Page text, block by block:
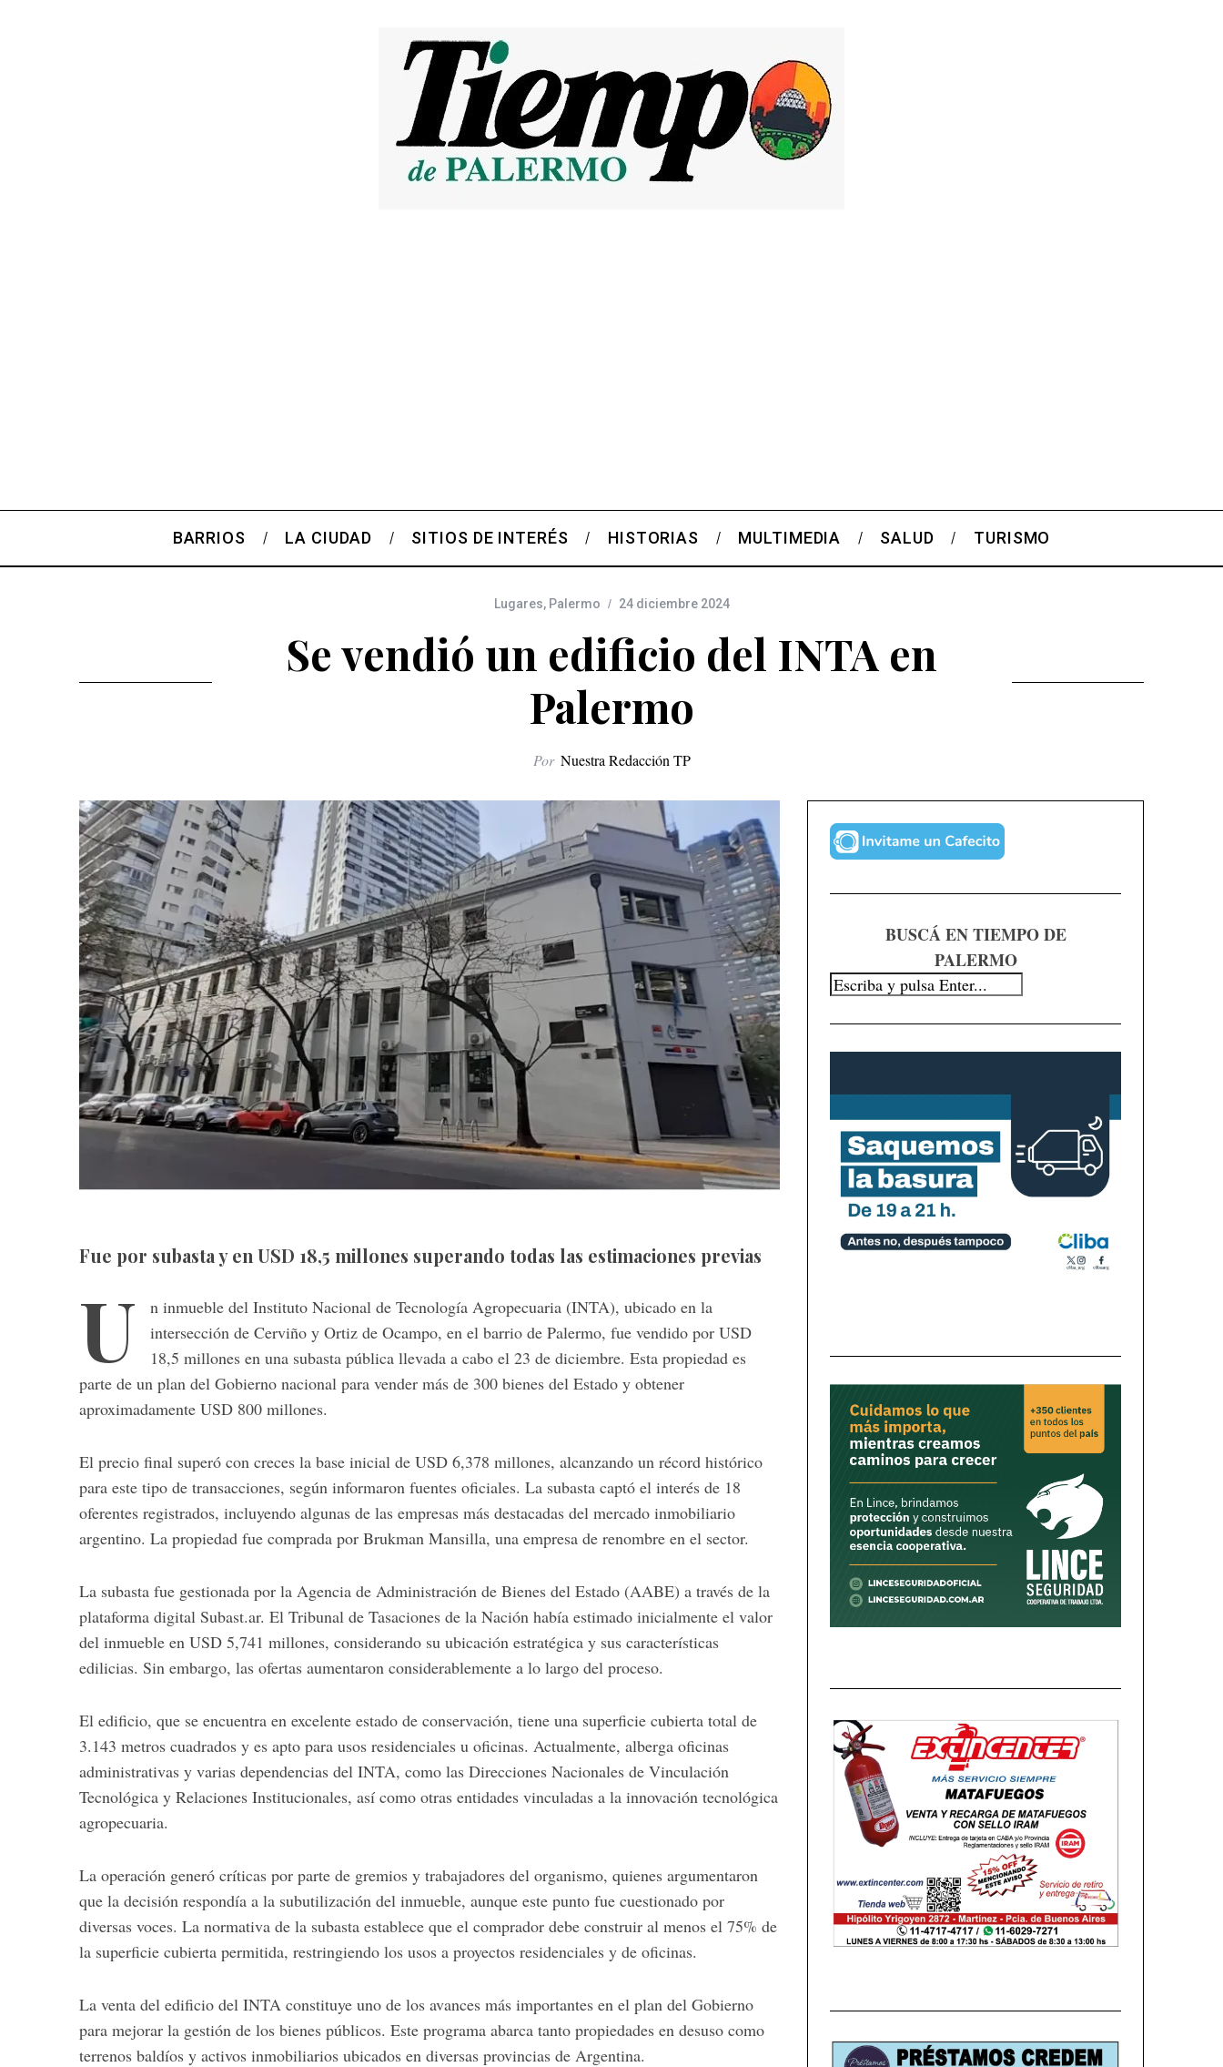
BARRIOS LA CIUDAD SITIOS DE INTERÉS HISTORIAS MULTIMEDIA SALUD TURISMO
Lugares, Palermo 24 diciembre 2024
Se vendió un edificio del INTA en
Palermo
Por Nuestra Redacción TP
Fue por subasta y en USD 18,5 millones superando todas las estimaciones previas
U
n inmueble del Instituto Nacional de Tecnología Agropecuaria (INTA), ubicado en la
intersección de Cerviño y Ortiz de Ocampo, en el barrio de Palermo, fue vendido por USD
18,5 millones en una subasta pública llevada a cabo el 23 de diciembre. Esta propiedad es
parte de un plan del Gobierno nacional para vender más de 300 bienes del Estado y obtener
aproximadamente USD 800 millones.
El precio final superó con creces la base inicial de USD 6,378 millones, alcanzando un récord histórico
para este tipo de transacciones, según informaron fuentes oficiales. La subasta captó el interés de 18
oferentes registrados, incluyendo algunas de las empresas más destacadas del mercado inmobiliario
argentino. La propiedad fue comprada por Brukman Mansilla, una empresa de renombre en el sector.
La subasta fue gestionada por la Agencia de Administración de Bienes del Estado (AABE) a través de la
plataforma digital Subast.ar. El Tribunal de Tasaciones de la Nación había estimado inicialmente el valor
del inmueble en USD 5,741 millones, considerando su ubicación estratégica y sus características
edilicias. Sin embargo, las ofertas aumentaron considerablemente a lo largo del proceso.
El edificio, que se encuentra en excelente estado de conservación, tiene una superficie cubierta total de
3.143 metros cuadrados y es apto para usos residenciales u oficinas. Actualmente, alberga oficinas
administrativas y varias dependencias del INTA, como las Direcciones Nacionales de Vinculación
Tecnológica y Relaciones Institucionales, así como otras entidades vinculadas a la innovación tecnológica
agropecuaria.
La operación generó críticas por parte de gremios y trabajadores del organismo, quienes argumentaron
que la decisión respondía a la subutilización del inmueble, aunque este punto fue cuestionado por
diversas voces. La normativa de la subasta establece que el comprador debe construir al menos el 75% de
la superficie cubierta permitida, restringiendo los usos a proyectos residenciales y de oficinas.
La venta del edificio del INTA constituye uno de los avances más importantes en el plan del Gobierno
para mejorar la gestión de los bienes públicos. Este programa abarca tanto propiedades en desuso como
terrenos baldíos y activos inmobiliarios ubicados en diversas provincias de Argentina.
BUSCÁ EN TIEMPO DE
PALERMO
S
e
r
c
r
: